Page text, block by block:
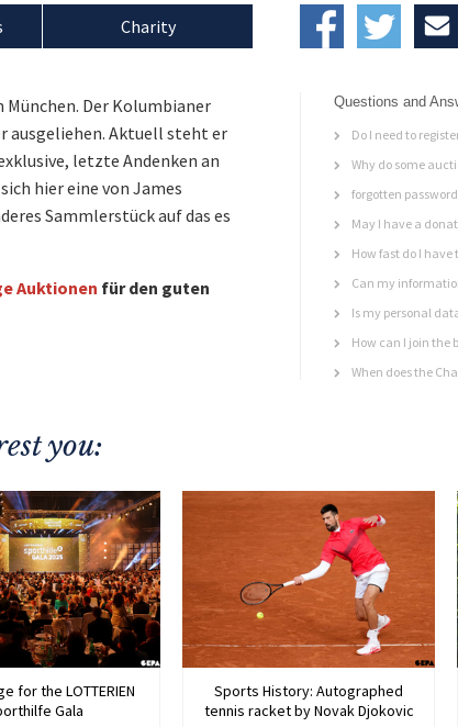
München. Der Kolumbianer
ausgeliehen. Aktuell steht er
letzte Andenken an
hier eine von James
Sammlerstück auf das es
Auktionen für den guten
Charity
Questions and
Do I need to
Why do some
forgotten password
May I have a
How fast do I have
Can my
Is my personal
How can I join the
When does the
you:
for the LOTTERIEN
Gala
Sports History: Autographed
tennis racket by Novak Djokovic